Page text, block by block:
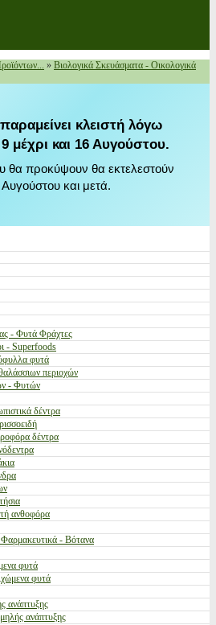
» Βιολογικά Σκευάσματα - Οικολογικά
κλειστή λόγω
μέχρι και 16 Αυγούστου.
θα προκύψουν θα εκτελεστούν
και μετά.
- Φυτά Φράχτες
- Superfoods
φυτά
περιοχών
- Φυτών
δέντρα
δέντρα
ανθοφόρα
- Βότανα
φυτά
φυτά
ανάπτυξης
ανάπτυξης